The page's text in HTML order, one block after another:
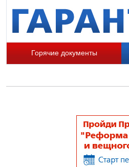
Горячие документы